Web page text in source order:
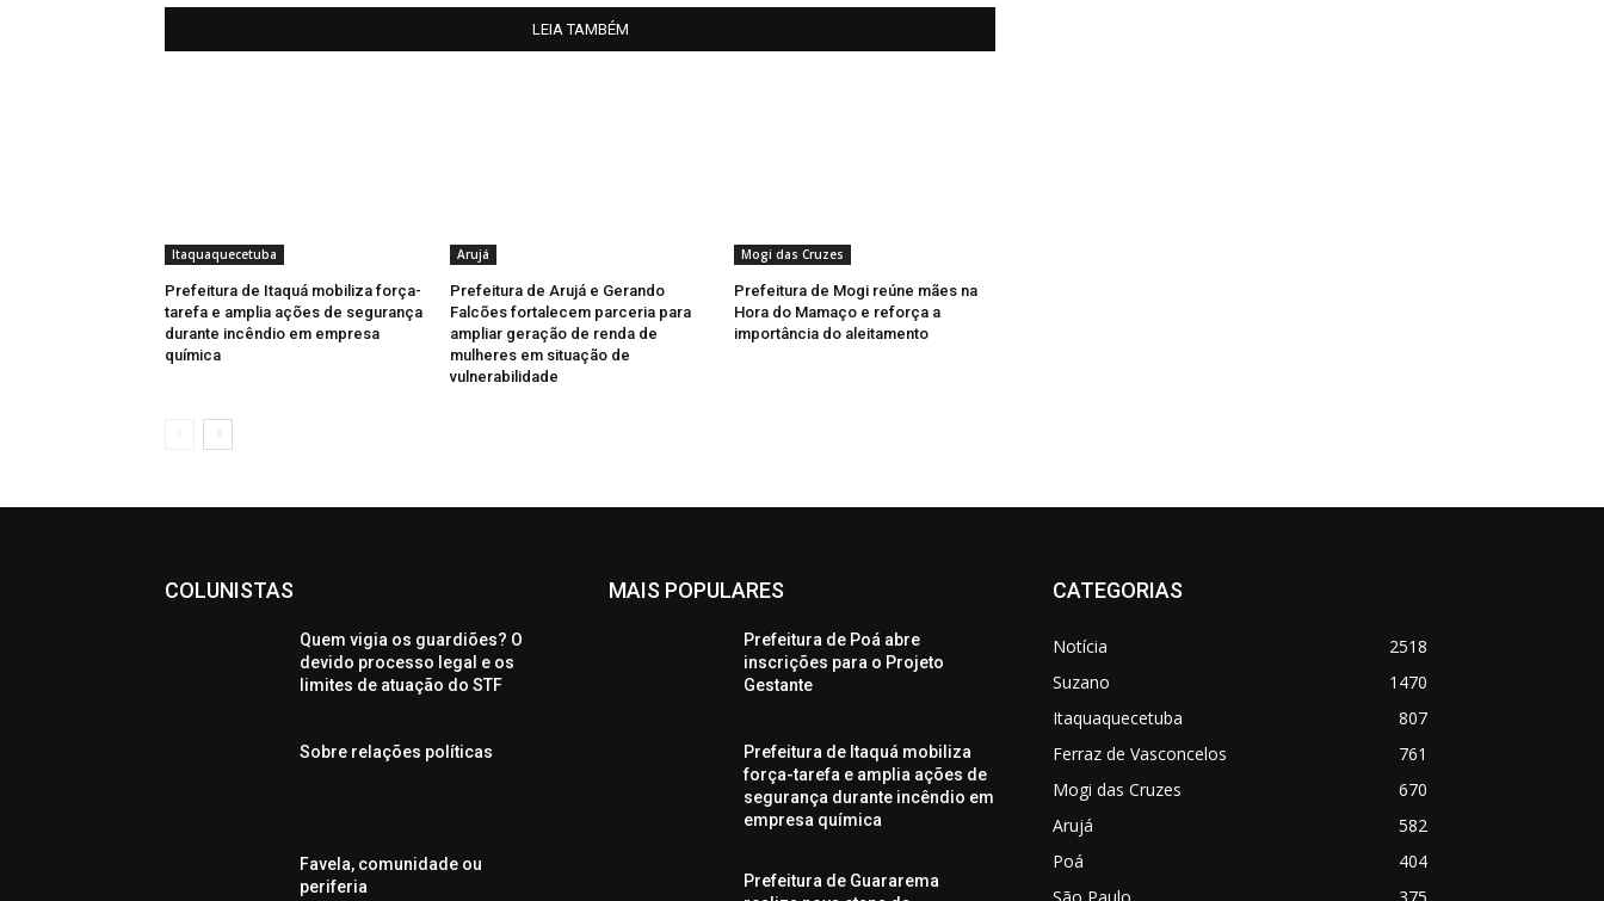
LEIA TAMBÉM
Itaquaquecetuba
Prefeitura de Itaquá mobiliza força-
tarefa e amplia ações de segurança
durante incêndio em empresa
química
Arujá
Prefeitura de Arujá e Gerando
Falcões fortalecem parceria para
ampliar geração de renda de
mulheres em situação de
vulnerabilidade
Mogi das Cruzes
Prefeitura de Mogi reúne mães na
Hora do Mamaço e reforça a
importância do aleitamento
COLUNISTAS
Quem vigia os guardiões? O
devido processo legal e os
limites de atuação do STF
Sobre relações políticas
Favela, comunidade ou
periferia
MAIS POPULARES
Prefeitura de Poá abre
inscrições para o Projeto
Gestante
Prefeitura de Itaquá mobiliza
força-tarefa e amplia ações de
segurança durante incêndio em
empresa química
Prefeitura de Guararema
CATEGORIAS
Notícia
2518
Suzano
1470
Itaquaquecetuba
807
Ferraz de Vasconcelos
761
Mogi das Cruzes
670
Arujá
582
Poá
404